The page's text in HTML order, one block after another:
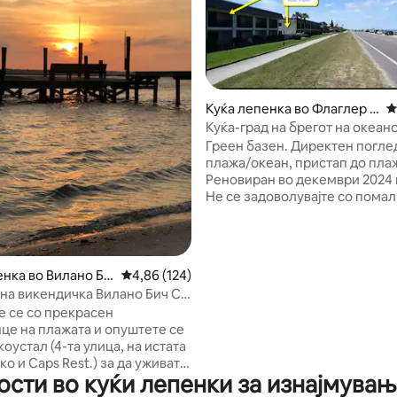
5, 125 рецензии
во Вилано Би Просечна оцена: 4,86 од 5, 124 рецензии
4,86 (124)
викендичка Вилано Бич Св.
се со прекрасен
на плажата и опуштете се
(4-та улица, на истата
и Caps Rest.) за да уживате
зајдисонце. Центарот
Куќа лепенка во Флаглер Б
ич
Куќа-град на брегот на
со греење во Флаглер Бич
Греен базен. Директен
плажа/океан, пристап до
Реновиран во декември 2024
Не се задоволувајте со
ресторани и пабови,
во куќи лепенки за